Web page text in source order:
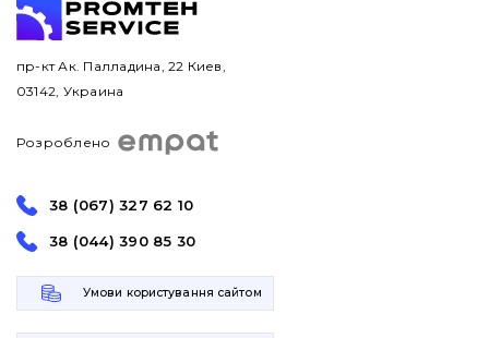
пр-кт Ак. Палладина, 22 Киев,
03142, Украина
Розроблено
38 (067) 327 62 10
38 (044) 390 85 30
Умови користування сайтом